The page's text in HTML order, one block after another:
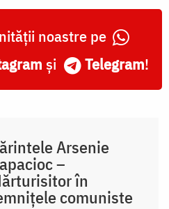
noastre pe
și Telegram!
Arsenie
–
în
comuniste